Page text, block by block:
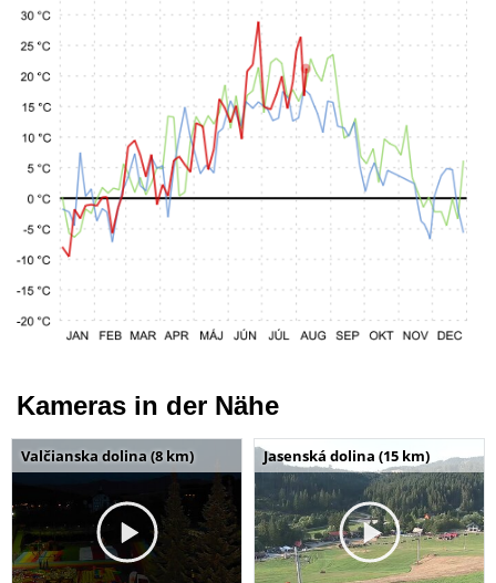
Kameras in der Nähe
Valčianska dolina (8 km) Jasenská dolina (15 km)